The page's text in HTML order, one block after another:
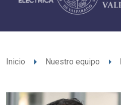
Inicio arrow_right Nuestro equipo arrow_right